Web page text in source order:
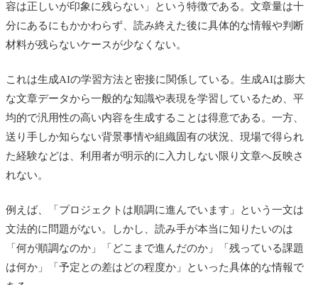
容は正しいが印象に残らない」という特徴である。文章量は十
分にあるにもかかわらず、読み終えた後に具体的な情報や判断
材料が残らないケースが少なくない。
これは生成AIの学習方法と密接に関係している。生成AIは膨大
な文章データから一般的な知識や表現を学習しているため、平
均的で汎用性の高い内容を生成することは得意である。一方、
送り手しか知らない背景事情や組織固有の状況、現場で得られ
た経験などは、利用者が明示的に入力しない限り文章へ反映さ
れない。
例えば、「プロジェクトは順調に進んでいます」という一文は
文法的に問題がない。しかし、読み手が本当に知りたいのは
「何が順調なのか」「どこまで進んだのか」「残っている課題
は何か」「予定との差はどの程度か」といった具体的な情報で